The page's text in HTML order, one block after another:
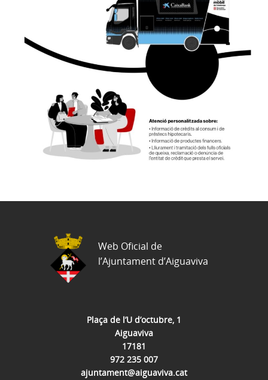
Plaça de l’U d’octubre, 1
Aiguaviva
17181
972 235 007
ajuntament@aiguaviva.cat
Web Oficial de
l’Ajuntament d’Aiguaviva